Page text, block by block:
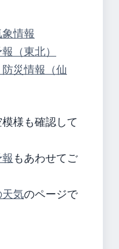
情報
（東北）
災情報（仙
様も確認して
もあわせてご
気のページで